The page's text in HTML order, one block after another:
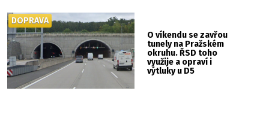
O víkendu se zavřou
tunely na Pražském
okruhu. ŘSD toho
využije a opraví i
výtluky u D5
DOPRAVA